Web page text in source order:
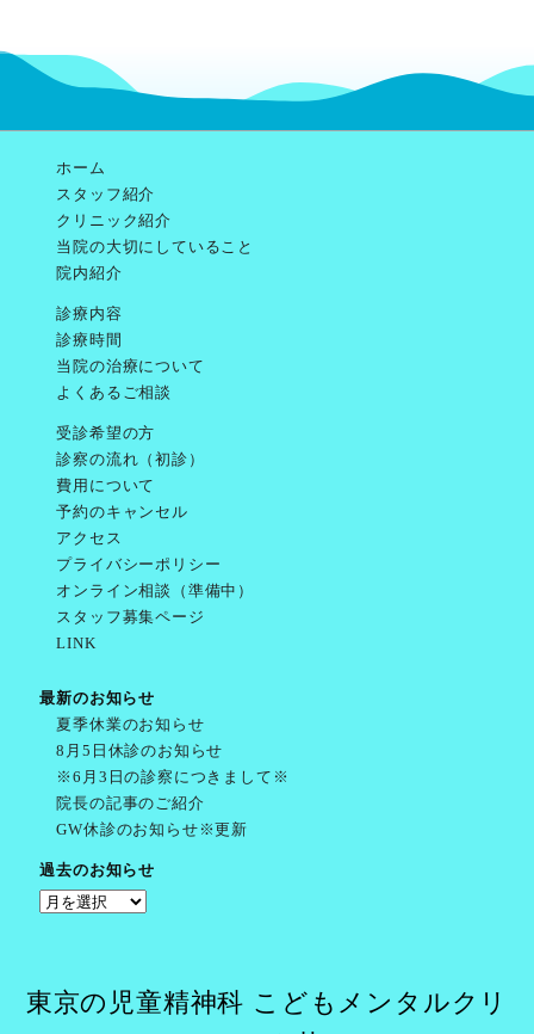
お
ホーム
スタッフ紹介
クリニック紹介
当院の大切にしていること
院内紹介
診療内容
診療時間
当院の治療について
よくあるご相談
受診希望の方
診察の流れ（初診）
費用について
予約のキャンセル
アクセス
プライバシーポリシー
オンライン相談（準備中）
スタッフ募集ページ
LINK
最新のお知らせ
夏季休業のお知らせ
8月5日休診のお知らせ
※6月3日の診察につきまして※
院長の記事のご紹介
GW休診のお知らせ※更新
過去のお知らせ
過
知
東京の児童精神科 こどもメンタルクリ